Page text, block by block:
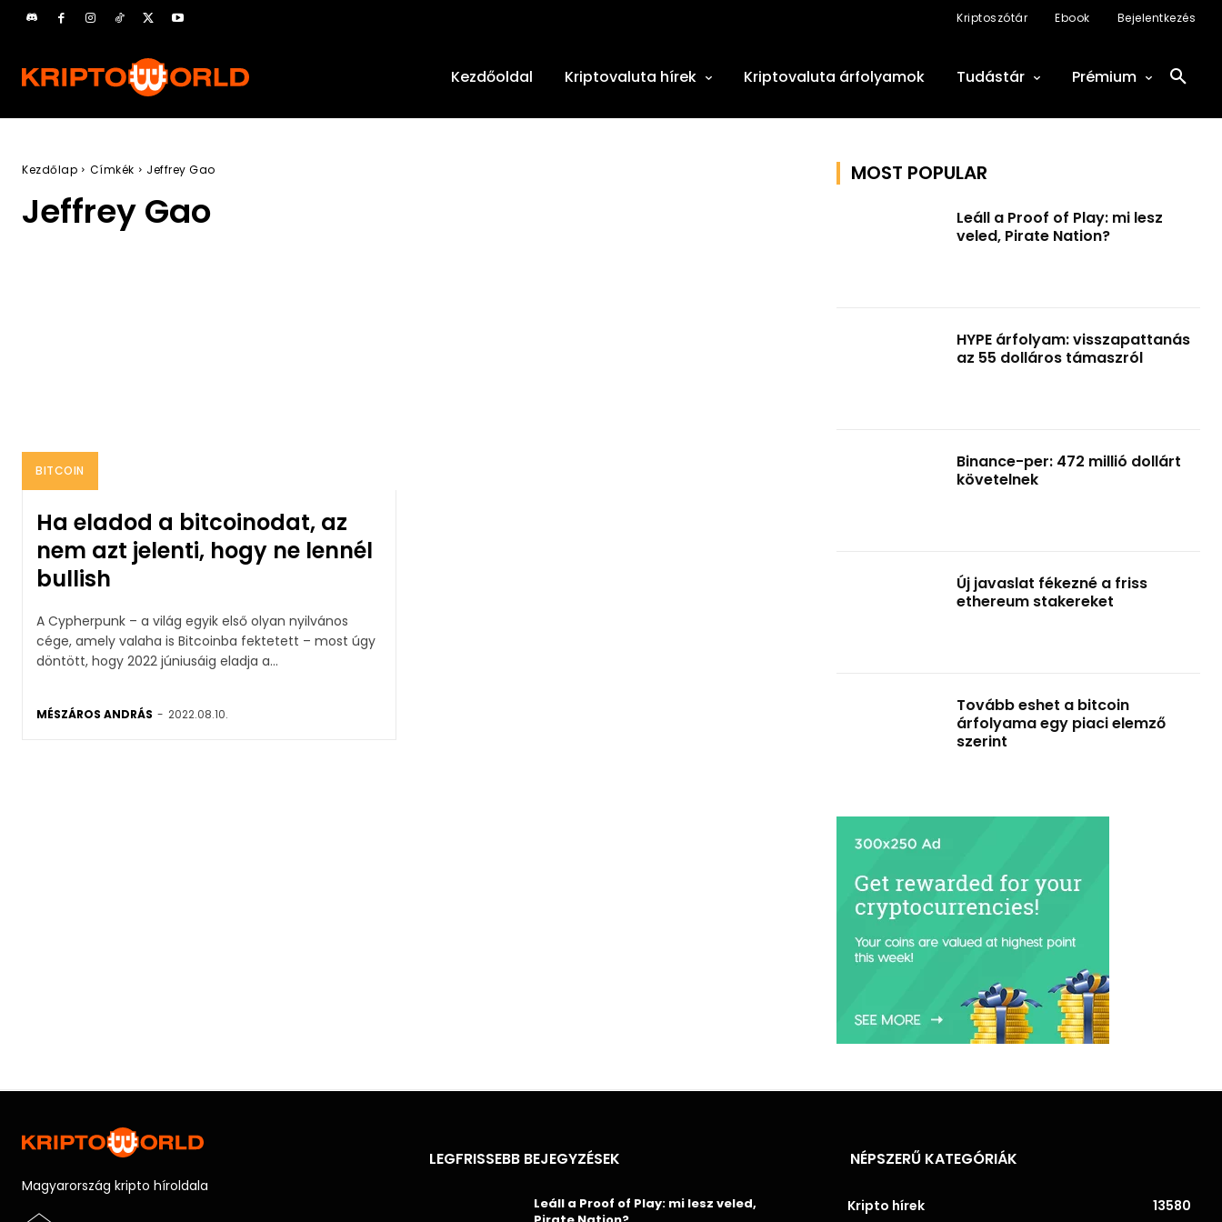
Kriptoszótár Ebook Bejelentkezés
Kezdőoldal Kriptovaluta hírek Kriptovaluta árfolyamok Tudástár Prémium
Kezdőlap Címkék Jeffrey Gao
Jeffrey Gao
BITCOIN
Ha eladod a bitcoinodat, az
nem azt jelenti, hogy ne lennél
bullish
A Cypherpunk – a világ egyik első olyan nyilvános
cége, amely valaha is Bitcoinba fektetett – most úgy
döntött, hogy 2022 júniusáig eladja a...
MÉSZÁROS ANDRÁS - 2022.08.10.
MOST POPULAR
Leáll a Proof of Play: mi lesz
veled, Pirate Nation?
HYPE árfolyam: visszapattanás
az 55 dolláros támaszról
Binance-per: 472 millió dollárt
követelnek
Új javaslat fékezné a friss
ethereum stakereket
Tovább eshet a bitcoin
árfolyama egy piaci elemző
szerint
Magyarország kripto híroldala
LEGFRISSEBB BEJEGYZÉSEK
Leáll a Proof of Play: mi lesz veled,
NÉPSZERŰ KATEGÓRIÁK
Kripto hírek 13580